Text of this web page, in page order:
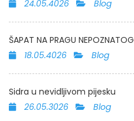
24.05.4026
Blog
ŠAPAT NA PRAGU NEPOZNATOG
18.05.4026
Blog
Sidra u nevidljivom pijesku
26.05.3026
Blog